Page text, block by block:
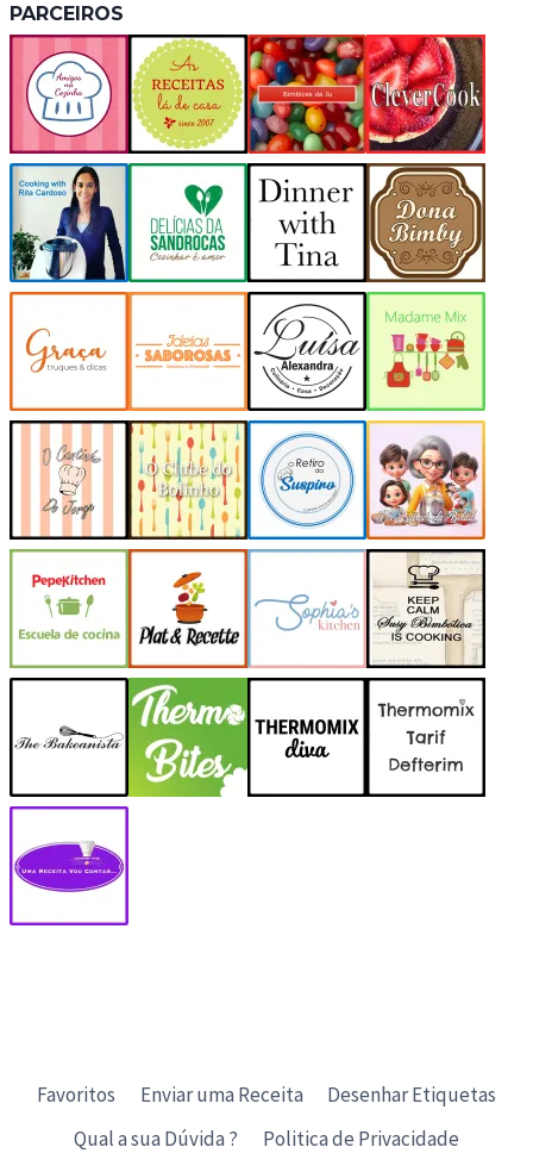
PARCEIROS
Favoritos Enviar uma Receita
Desenhar Etiquetas
Qual a sua Dúvida ?
Politica de Privacidade